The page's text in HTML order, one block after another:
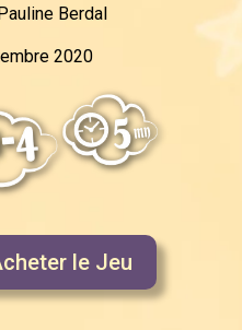
Berdal
2020
le Jeu